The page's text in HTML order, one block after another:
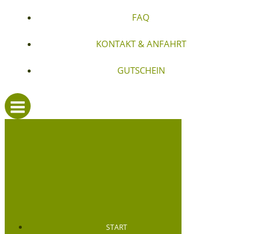
FAQ
KONTAKT & ANFAHRT
GUTSCHEIN
START